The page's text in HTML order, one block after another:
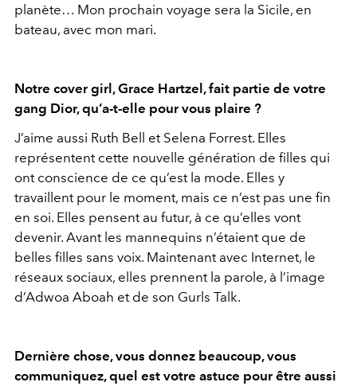
planète… Mon prochain voyage sera la Sicile, en
bateau, avec mon mari.
Notre cover girl, Grace Hartzel, fait partie de votre
gang Dior, qu’a-t-elle pour vous plaire ?
J’aime aussi Ruth Bell et Selena Forrest. Elles
représentent cette nouvelle génération de filles qui
ont conscience de ce qu’est la mode. Elles y
travaillent pour le moment, mais ce n’est pas une fin
en soi. Elles pensent au futur, à ce qu’elles vont
devenir. Avant les mannequins n’étaient que de
belles filles sans voix. Maintenant avec Internet, le
réseaux sociaux, elles prennent la parole, à l’image
d’Adwoa Aboah et de son Gurls Talk.
Dernière chose, vous donnez beaucoup, vous
communiquez, quel est votre astuce pour être aussi